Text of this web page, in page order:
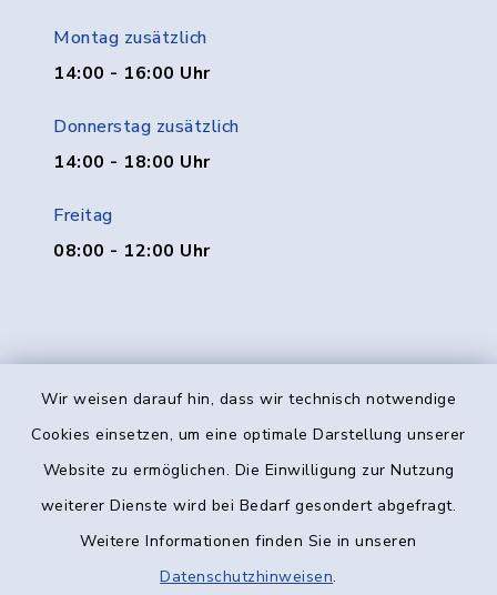
Wir weisen darauf hin, dass wir technisch notwendige
Cookies einsetzen, um eine optimale Darstellung unserer
Website zu ermöglichen. Die Einwilligung zur Nutzung
weiterer Dienste wird bei Bedarf gesondert abgefragt.
Weitere Informationen finden Sie in unseren
Datenschutzhinweisen.
Montag zusätzlich
14:00 - 16:00 Uhr
Donnerstag zusätzlich
14:00 - 18:00 Uhr
Freitag
08:00 - 12:00 Uhr
Kontakt
Datenschutz